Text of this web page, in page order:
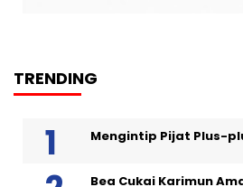
TRENDING
Mengintip Pijat Plus-
Bea Cukai Karimun